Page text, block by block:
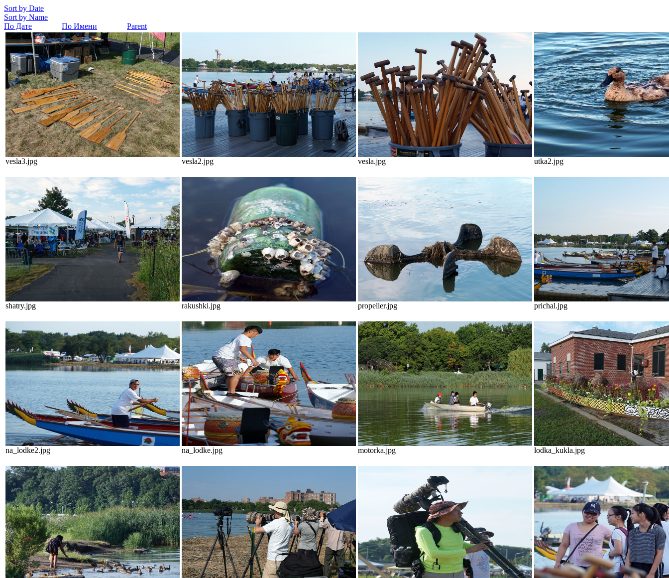
Sort by Date
Sort by Name
По Дате
По Имени Parent
vesla3.jpg vesla2.jpg vesla.jpg utka2.jpg
shatry.jpg rakushki.jpg propeller.jpg prichal.jpg
na_lodke2.jpg na_lodke.jpg motorka.jpg lodka_kukla.jpg